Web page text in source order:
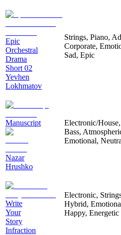
Epic
Orchestral
Drama
Short 02
Yevhen
Lokhmatov
Strings, Piano,
Corporate,
Sad, Epic
Manuscript
Nazar
Hrushko
Electronic/
Bass,
Emotional,
Write
Your
Story
Infraction
Electronic,
Hybrid,
Happy, Energetic